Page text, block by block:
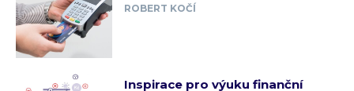
ROBERT KOČÍ
Inspirace pro výuku finanční